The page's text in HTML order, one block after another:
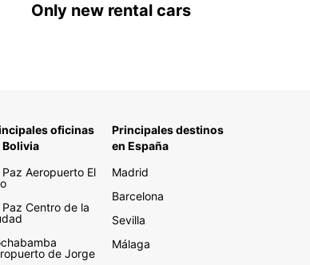
Only new rental cars
oficinas
Bolivia
Paz Aeropuerto El
Paz Centro de la
de Jorge
Principales destinos
en España
Madrid
Barcelona
Sevilla
Málaga